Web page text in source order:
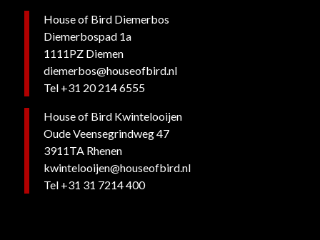
House of Bird Diemerbos
Diemerbospad 1a
1111PZ Diemen
diemerbos@houseofbird.nl
Tel +31 20 214 6555
House of Bird Kwintelooijen
Oude Veensegrindweg 47
3911TA Rhenen
kwintelooijen@houseofbird.nl
Tel +31 31 7214 400